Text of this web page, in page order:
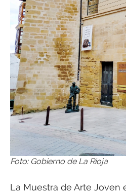
Foto: Gobierno de La Rioja
La Muestra de Arte Joven